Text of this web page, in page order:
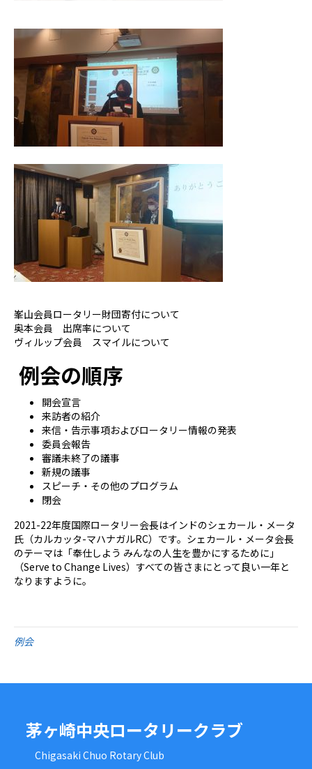
峯山会員ロータリー財団寄付について
奥本会員 出席率について
ヴィルップ会員 スマイルについて
例会の順序
開会宣言
来訪者の紹介
来信・告示事項およびロータリー情報の発表
委員会報告
審議未終了の議事
新規の議事
スピーチ・その他のプログラム
閉会
2021-22年度国際ロータリー会長はインドのシェカール・メータ
氏（カルカッタ-マハナガルRC）です。シェカール・メータ会長
のテーマは「奉仕しよう みんなの人生を豊かにするために」
（Serve to Change Lives）すべての皆さまにとって良い一年と
なりますように。
例会
茅ヶ崎中央ロータリークラブ
Chigasaki Chuo Rotary Club